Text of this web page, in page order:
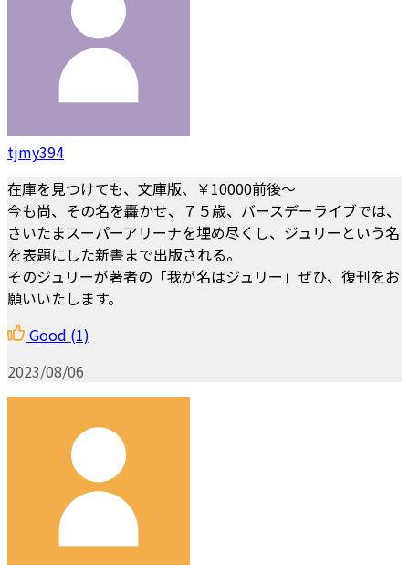
tjmy394
在庫を見つけても、文庫版、￥10000前後～
今も尚、その名を轟かせ、７５歳、バースデーライブでは、
さいたまスーパーアリーナを埋め尽くし、ジュリーという名
を表題にした新書まで出版される。
そのジュリーが著者の「我が名はジュリー」ぜひ、復刊をお
願いいたします。
Good (1)
2023/08/06